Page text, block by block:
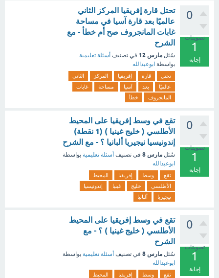
0
تصويتات
1
إجابة
تحتل قارة إفريقيا المركز الثاني
عالميًا بعد قارة آسيا في مساحة
غابات المانجروف صح أم خطأ - مع
الشرح
سُئل مارس 12 في تصنيف أسئلة تعليمية
بواسطة ابوعبدالله
تحتل قارة إفريقيا المركز
الثاني
عالميًا
بعد آسيا مساحة
غابات
المانجروف
خطأ
0
تصويتات
1
إجابة
تقع في وسط إفريقيا على المحيط
الأطلسي ( خليج غينيا ) (1 نقطة)
إندونيسيا نيجيريا ألبانيا ؟ - مع الشرح
سُئل مارس 8 في تصنيف أسئلة تعليمية بواسطة
ابوعبدالله
تقع وسط إفريقيا
المحيط
الأطلسي
خليج غينيا
إندونيسيا
نيجيريا
ألبانيا
0
تصويتات
1
إجابة
تقع في وسط إفريقيا على المحيط
الأطلسي ( خليج غينيا ) ؟ - مع
الشرح
سُئل مارس 8 في تصنيف أسئلة تعليمية بواسطة
ابوعبدالله
تقع وسط إفريقيا
المحيط